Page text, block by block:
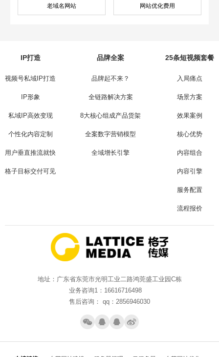
老域名网站 网站优化费用
IP打造
视频号私域IP打造
IP形象
私域IP高效变现
个性化内容定制
用户垂直推流就快
格子目标交付可见
品牌全案
品牌起不来？
全链路解决方案
8大核心组成产品货架
全案数字营销模型
全域增长引擎
25条短视频套餐
入局痛点
场景方案
效果案例
核心优势
内容组合
内容引擎
服务配置
流程报价
地址：广东省东莞市光明工业二路鸿莞盛工业园C栋
业务咨询1：16616716498
售后咨询： qq：2856946030